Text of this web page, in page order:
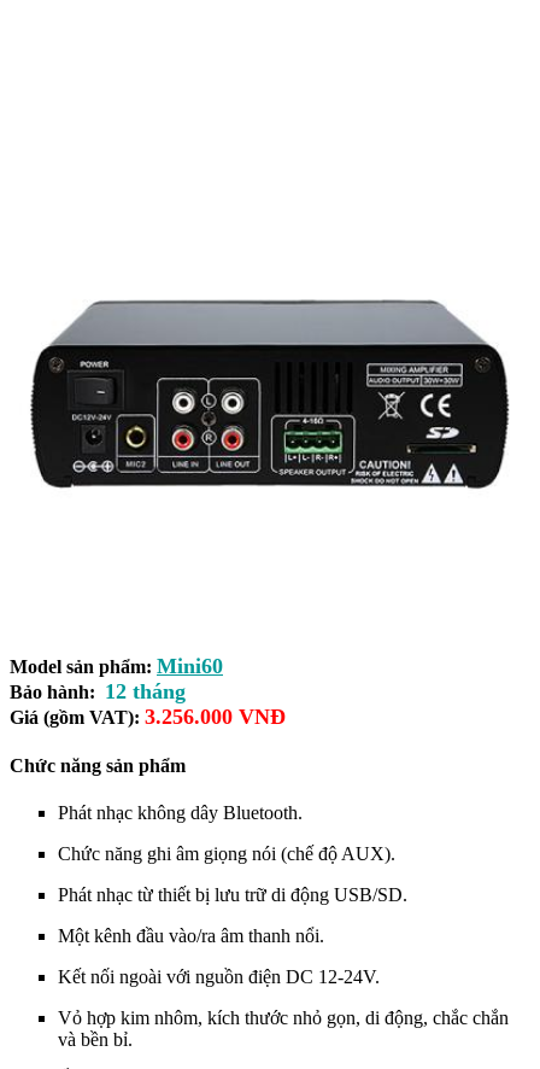
Model sản phẩm: Mini60
Bảo hành: 12 tháng
Giá (gồm VAT): 3.256.000 VNĐ
Chức năng sản phẩm
Phát nhạc không dây Bluetooth.
Chức năng ghi âm giọng nói (chế độ AUX).
Phát nhạc từ thiết bị lưu trữ di động USB/SD.
Một kênh đầu vào/ra âm thanh nổi.
Kết nối ngoài với nguồn điện DC 12-24V.
Vỏ hợp kim nhôm, kích thước nhỏ gọn, di động, chắc chắn
và bền bỉ.